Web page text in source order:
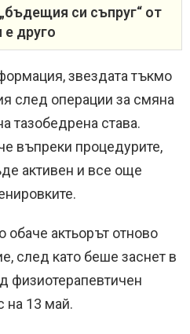
си съпруг“ от
друго
звездата тъкмо
след операции за смяна
тазобедрена става.
въпреки процедурите,
активен и все още
актьорът отново
след като беше заснет в
физиотерапевтичен
на 13 май.